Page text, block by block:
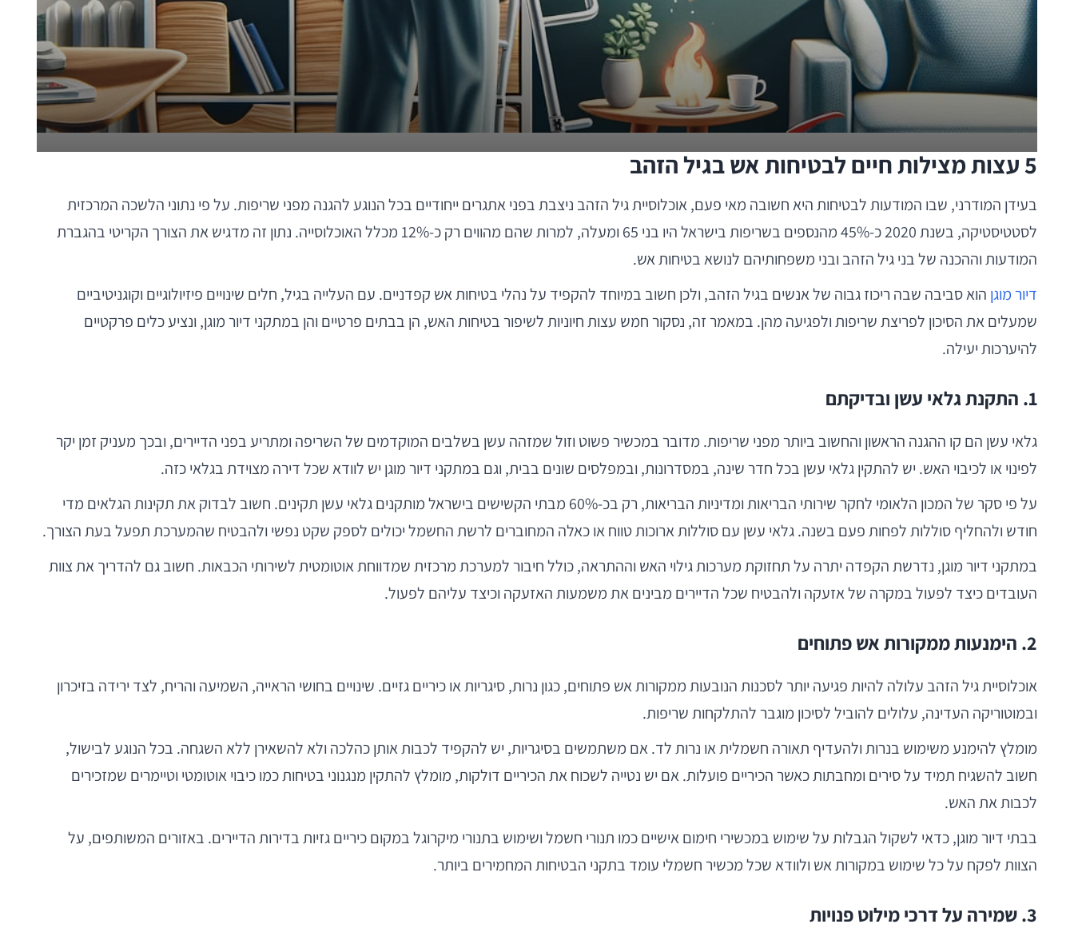
5 עצות מצילות חיים לבטיחות אש בגיל הזהב
בעידן המודרני, שבו המודעות לבטיחות היא חשובה מאי פעם, אוכלוסיית גיל הזהב ניצבת בפני אתגרים ייחודיים בכל הנוגע להגנה מפני שריפות. על פי נתוני הלשכה המרכזית
לסטטיסטיקה, בשנת 2020 כ-45% מהנספים בשריפות בישראל היו בני 65 ומעלה, למרות שהם מהווים רק כ-12% מכלל האוכלוסייה. נתון זה מדגיש את הצורך הקריטי בהגברת
המודעות וההכנה של בני גיל הזהב ובני משפחותיהם לנושא בטיחות אש.
דיור מוגן הוא סביבה שבה ריכוז גבוה של אנשים בגיל הזהב, ולכן חשוב במיוחד להקפיד על נהלי בטיחות אש קפדניים. עם העלייה בגיל, חלים שינויים פיזיולוגיים וקוגניטיביים
שמעלים את הסיכון לפריצת שריפות ולפגיעה מהן. במאמר זה, נסקור חמש עצות חיוניות לשיפור בטיחות האש, הן בבתים פרטיים והן במתקני דיור מוגן, ונציע כלים פרקטיים
להיערכות יעילה.
1. התקנת גלאי עשן ובדיקתם
גלאי עשן הם קו ההגנה הראשון והחשוב ביותר מפני שריפות. מדובר במכשיר פשוט וזול שמזהה עשן בשלבים המוקדמים של השריפה ומתריע בפני הדיירים, ובכך מעניק זמן יקר
לפינוי או לכיבוי האש. יש להתקין גלאי עשן בכל חדר שינה, במסדרונות, ובמפלסים שונים בבית, וגם במתקני דיור מוגן יש לוודא שכל דירה מצוידת בגלאי כזה.
על פי סקר של המכון הלאומי לחקר שירותי הבריאות ומדיניות הבריאות, רק בכ-60% מבתי הקשישים בישראל מותקנים גלאי עשן תקינים. חשוב לבדוק את תקינות הגלאים מדי
חודש ולהחליף סוללות לפחות פעם בשנה. גלאי עשן עם סוללות ארוכות טווח או כאלה המחוברים לרשת החשמל יכולים לספק שקט נפשי ולהבטיח שהמערכת תפעל בעת הצורך.
במתקני דיור מוגן, נדרשת הקפדה יתרה על תחזוקת מערכות גילוי האש וההתראה, כולל חיבור למערכת מרכזית שמדווחת אוטומטית לשירותי הכבאות. חשוב גם להדריך את צוות
העובדים כיצד לפעול במקרה של אזעקה ולהבטיח שכל הדיירים מבינים את משמעות האזעקה וכיצד עליהם לפעול.
2. הימנעות ממקורות אש פתוחים
אוכלוסיית גיל הזהב עלולה להיות פגיעה יותר לסכנות הנובעות ממקורות אש פתוחים, כגון נרות, סיגריות או כיריים גזיים. שינויים בחושי הראייה, השמיעה והריח, לצד ירידה בזיכרון
ובמוטוריקה העדינה, עלולים להוביל לסיכון מוגבר להתלקחות שריפות.
מומלץ להימנע משימוש בנרות ולהעדיף תאורה חשמלית או נרות לד. אם משתמשים בסיגריות, יש להקפיד לכבות אותן כהלכה ולא להשאירן ללא השגחה. בכל הנוגע לבישול,
חשוב להשגיח תמיד על סירים ומחבתות כאשר הכיריים פועלות. אם יש נטייה לשכוח את הכיריים דולקות, מומלץ להתקין מנגנוני בטיחות כמו כיבוי אוטומטי וטיימרים שמזכירים
לכבות את האש.
בבתי דיור מוגן, כדאי לשקול הגבלות על שימוש במכשירי חימום אישיים כמו תנורי חשמל ושימוש בתנורי מיקרוגל במקום כיריים גזיות בדירות הדיירים. באזורים המשותפים, על
הצוות לפקח על כל שימוש במקורות אש ולוודא שכל מכשיר חשמלי עומד בתקני הבטיחות המחמירים ביותר.
3. שמירה על דרכי מילוט פנויות